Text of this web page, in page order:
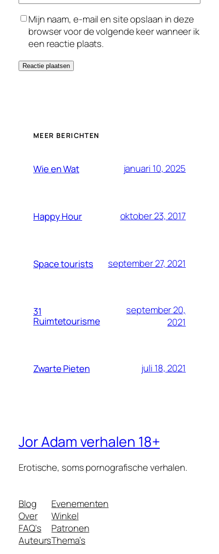
Mijn naam, e-mail en site opslaan in deze
browser voor de volgende keer wanneer ik
een reactie plaats.
MEER BERICHTEN
Wie en Wat januari 10, 2025
Happy Hour oktober 23, 2017
Space tourists september 27, 2021
31
Ruimtetourisme
september 20,
2021
Zwarte Pieten juli 18, 2021
Jor Adam verhalen 18+
Erotische, soms pornografische verhalen.
Blog
Over
FAQ's
Auteurs
Evenementen
Winkel
Patronen
Thema’s